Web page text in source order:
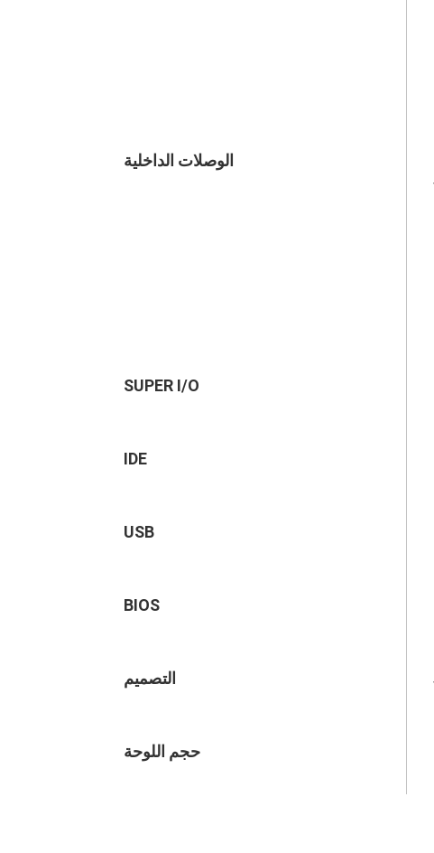
الوصلات الداخلية
SUPER I/O
IDE
USB
BIOS
التصميم
حجم اللوحة